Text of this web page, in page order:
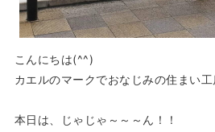
こんにちは(^^)
カエルのマークでおなじみの住まい
本日は、じゃじゃ～～～ん！！